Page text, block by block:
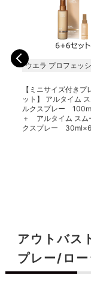
ウエラ プロフェッ
【ミニサイズ付きプ
ット】 アルタイム
ルクスプレー
＋ アルタイム スム
クスプレー
アウトバス
プレー/ロ